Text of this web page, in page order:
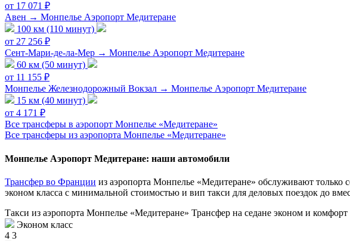
от 17 071 ₽
Авен → Монпелье Аэропорт Медитеране
100 км (110 минут)
от 27 256 ₽
Сент-Мари-де-ла-Мер → Монпелье Аэропорт Медитеране
60 км (50 минут)
от 11 155 ₽
Монпелье Железнодорожный Вокзал → Монпелье Аэропорт Медитеране
15 км (40 минут)
от 4 171 ₽
Все трансферы в аэропорт Монпелье «Медитеране»
Все трансферы из аэропорта Монпелье «Медитеране»
Монпелье Аэропорт Медитеране: наши автомобили
Трансфер во Франции из аэропорта Монпелье «Медитеране» обслуживают
эконом класса с минимальной стоимостью и вип такси для деловых поездок до
Такси из аэропорта Монпелье «Медитеране» Трансфер на седане эконом и
Эконом класс
4 3